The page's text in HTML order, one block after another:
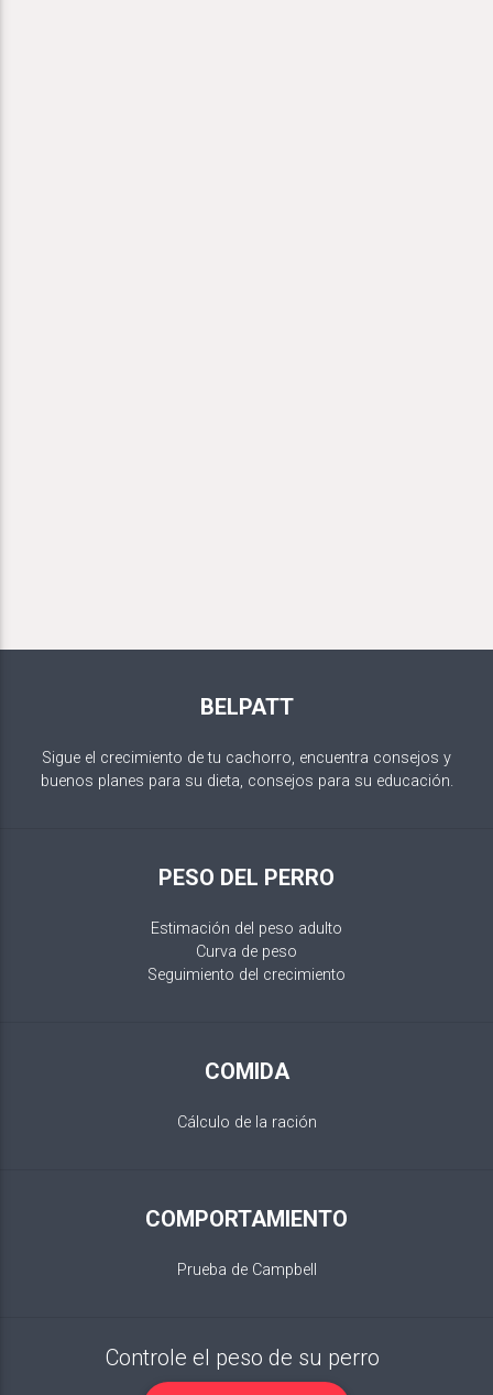
BELPATT
Sigue el crecimiento de tu cachorro, encuentra consejos y
buenos planes para su dieta, consejos para su educación.
PESO DEL PERRO
Estimación del peso adulto
Curva de peso
Seguimiento del crecimiento
COMIDA
Cálculo de la ración
COMPORTAMIENTO
Prueba de Campbell
Controle el peso de su perro